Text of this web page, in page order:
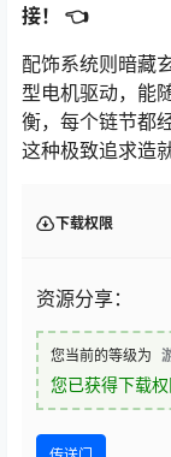
接！ 👈
配饰系统则暗藏
型电机驱动，能
衡，每个链节都
这种极致追求造
下载权限
资源分享：
您当前的等级为
您已获得下载权